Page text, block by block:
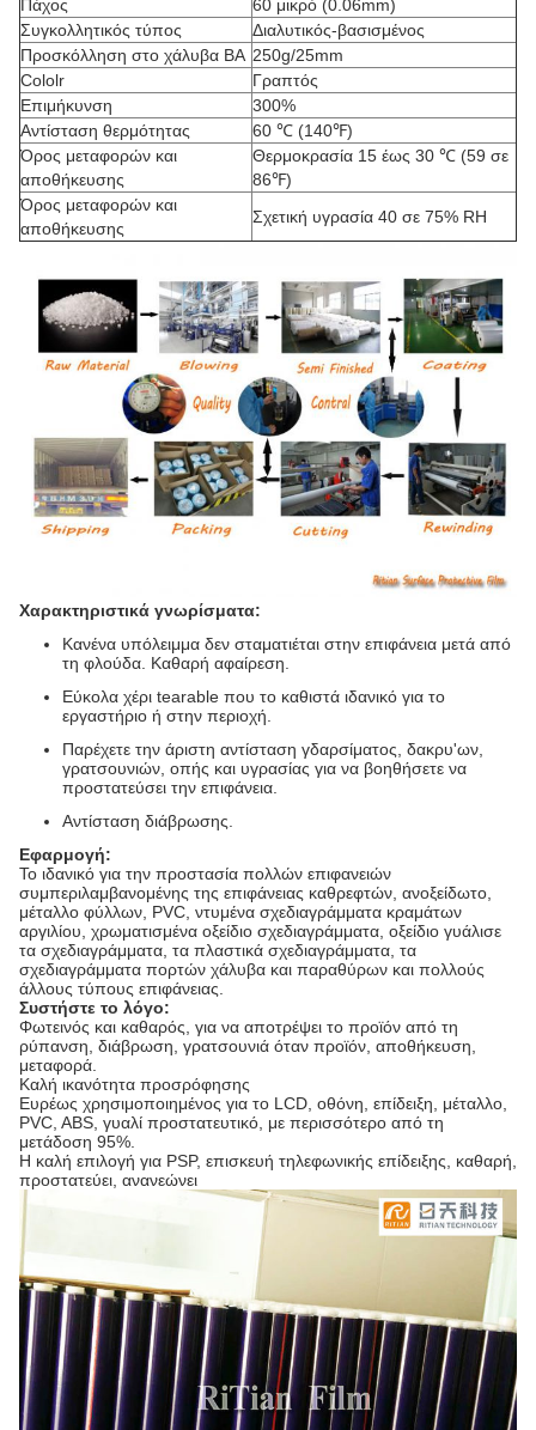
Πάχος
60 μικρό (0.06mm)
Συγκολλητικός τύπος
Διαλυτικός-βασισμένος
Προσκόλληση στο χάλυβα BA 250g/25mm
Cololr
Γραπτός
Επιμήκυνση
300%
Αντίσταση θερμότητας
60 ℃ (140℉)
Όρος μεταφορών και
αποθήκευσης
Θερμοκρασία 15 έως 30 ℃ (59 σε
86℉)
Όρος μεταφορών και
αποθήκευσης
Σχετική υγρασία 40 σε 75% RH
Χαρακτηριστικά γνωρίσματα:
Κανένα υπόλειμμα δεν σταματιέται στην επιφάνεια μετά από
τη φλούδα. Καθαρή αφαίρεση.
Εύκολα χέρι tearable που το καθιστά ιδανικό για το
εργαστήριο ή στην περιοχή.
Παρέχετε την άριστη αντίσταση γδαρσίματος, δακρυ'ων,
γρατσουνιών, οπής και υγρασίας για να βοηθήσετε να
προστατεύσει την επιφάνεια.
Αντίσταση διάβρωσης.
Εφαρμογή:
Το ιδανικό για την προστασία πολλών επιφανειών
συμπεριλαμβανομένης της επιφάνειας καθρεφτών, ανοξείδωτο,
μέταλλο φύλλων, PVC, ντυμένα σχεδιαγράμματα κραμάτων
αργιλίου, χρωματισμένα οξείδιο σχεδιαγράμματα, οξείδιο γυάλισε
τα σχεδιαγράμματα, τα πλαστικά σχεδιαγράμματα, τα
σχεδιαγράμματα πορτών χάλυβα και παραθύρων και πολλούς
άλλους τύπους επιφάνειας.
Συστήστε το λόγο:
Φωτεινός και καθαρός, για να αποτρέψει το προϊόν από τη
ρύπανση, διάβρωση, γρατσουνιά όταν προϊόν, αποθήκευση,
μεταφορά.
Καλή ικανότητα προσρόφησης
Ευρέως χρησιμοποιημένος για το LCD, οθόνη, επίδειξη, μέταλλο,
PVC, ABS, γυαλί προστατευτικό, με περισσότερο από τη
μετάδοση 95%.
Η καλή επιλογή για PSP, επισκευή τηλεφωνικής επίδειξης, καθαρή,
προστατεύει, ανανεώνει